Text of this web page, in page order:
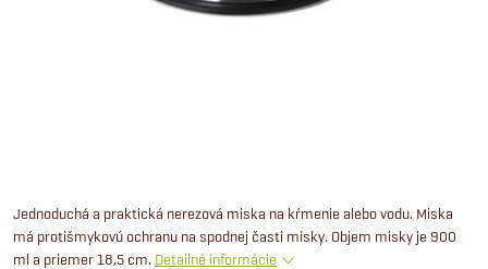
Jednoduchá a praktická nerezová miska na kŕmenie alebo vodu. Miska
má protišmykovú ochranu na spodnej časti misky. Objem misky je 900
ml a priemer 18,5 cm. Detailné informácie